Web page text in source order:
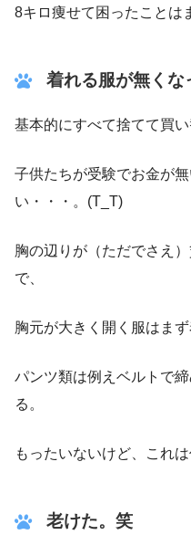
8キロ痩せて困ったことは
着れる服が無くな
基本的にすべて捨てて買い
子供たちが受験でお金が
い・・・。(T_T)
胸の辺りが（ただでさえ
で、
胸元が大きく開く服はま
パンツ類は例えベルトで
る。
もったいないけど、これは
老けた。笑